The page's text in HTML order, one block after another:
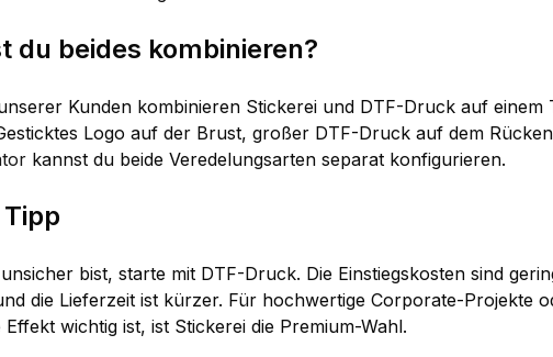
du beides kombinieren?
Kunden kombinieren Stickerei und DTF-Druck auf einem
Logo auf der Brust, großer DTF-Druck auf dem
kannst du beide Veredelungsarten separat konfigurieren.
bist, starte mit DTF-Druck. Die Einstiegskosten sind
die Lieferzeit ist kürzer. Für hochwertige Corporate-Projekte
Effekt wichtig ist, ist Stickerei die Premium-Wahl.